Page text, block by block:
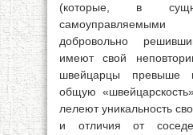
(которые, в
добровольно
имеют свой
швейцарцы превыше
общую
лелеют уникальность
и отличия от